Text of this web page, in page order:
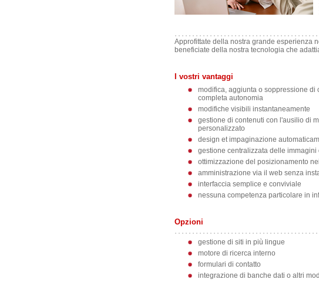
Approfittate della nostra grande esperienza
beneficiate della nostra tecnologia che
I vostri vantaggi
modifica, aggiunta o soppressione di
completa autonomia
modifiche visibili instantaneamente
gestione di contenuti con l'ausilio di
personalizzato
design et impaginazione
gestione centralizzata delle immagini
ottimizzazione del posizionamento
amministrazione via il web senza
interfaccia semplice e conviviale
nessuna competenza particolare in
Opzioni
gestione di siti in più lingue
motore di ricerca interno
formulari di contatto
integrazione di banche dati o altri